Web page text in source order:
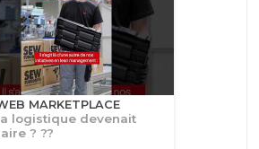
MARKETPLACE
logistique devenait
? ??